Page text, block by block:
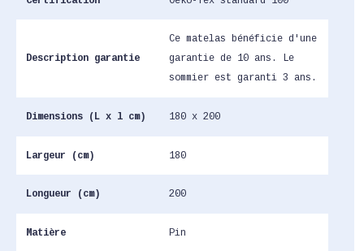
Description garantie
Ce matelas bénéficie d'une
garantie de 10 ans. Le
sommier est garanti 3 ans.
Dimensions (L x l cm) 180 x 200
Largeur (cm) 180
Longueur (cm) 200
Matière Pin